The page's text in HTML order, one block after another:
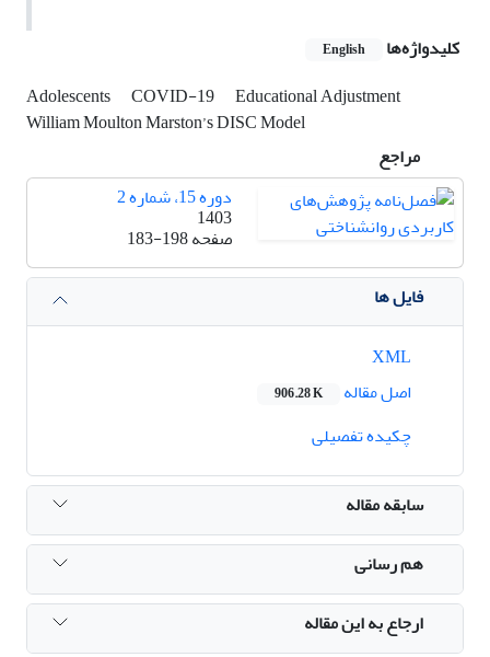
کلیدواژه‌ها
English
Adolescents COVID-19
Educational Adjustment
William Moulton Marston’s DISC Model
مراجع
دوره 15، شماره 2
1403
صفحه183-198
فایل ها
اصل مقاله
906.28 K
چکیده تفصیلی
سابقه مقاله
هم رسانی
ارجاع به این مقاله